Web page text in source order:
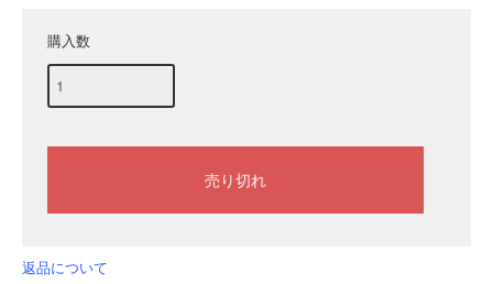
購入数
返品について